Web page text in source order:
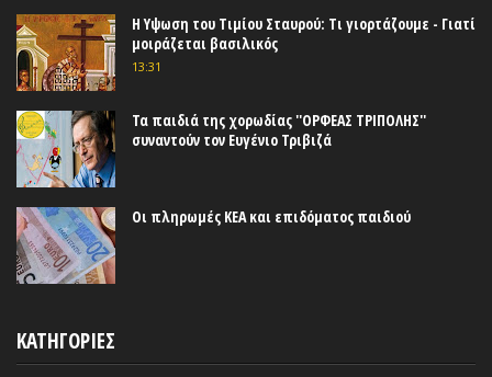
Η Υψωση του Τιμίου Σταυρού: Τι γιορτάζουμε - Γιατί
μοιράζεται βασιλικός
13:31
Τα παιδιά της χορωδίας ''ΟΡΦΕΑΣ ΤΡΙΠΟΛΗΣ''
συναντούν τον Ευγένιο Τριβιζά
Οι πληρωμές ΚΕΑ και επιδόματος παιδιού
ΚΑΤΗΓΟΡΙΕΣ